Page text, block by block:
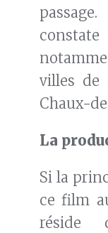
constate
villes de
Chaux-
La
Si la
ce film
réside